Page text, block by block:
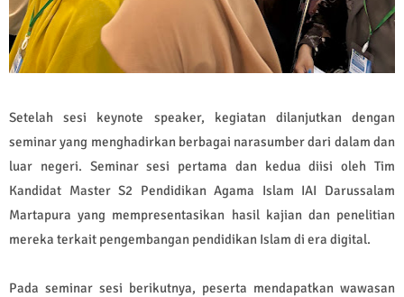
Setelah sesi keynote speaker, kegiatan dilanjutkan dengan
seminar yang menghadirkan berbagai narasumber dari dalam dan
luar negeri. Seminar sesi pertama dan kedua diisi oleh Tim
Kandidat Master S2 Pendidikan Agama Islam IAI Darussalam
Martapura yang mempresentasikan hasil kajian dan penelitian
mereka terkait pengembangan pendidikan Islam di era digital.
Pada seminar sesi berikutnya, peserta mendapatkan wawasan